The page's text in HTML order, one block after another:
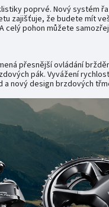
poprvé. Nový systém
zajišťuje, že budete mít
celý pohon můžete
přesnější ovládání
pák. Vyvážení
nový design brzdových